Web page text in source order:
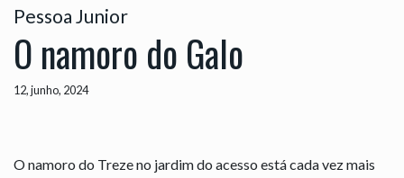
Pessoa Junior
O namoro do Galo
12, junho, 2024
O namoro do Treze no jardim do acesso está cada vez mais